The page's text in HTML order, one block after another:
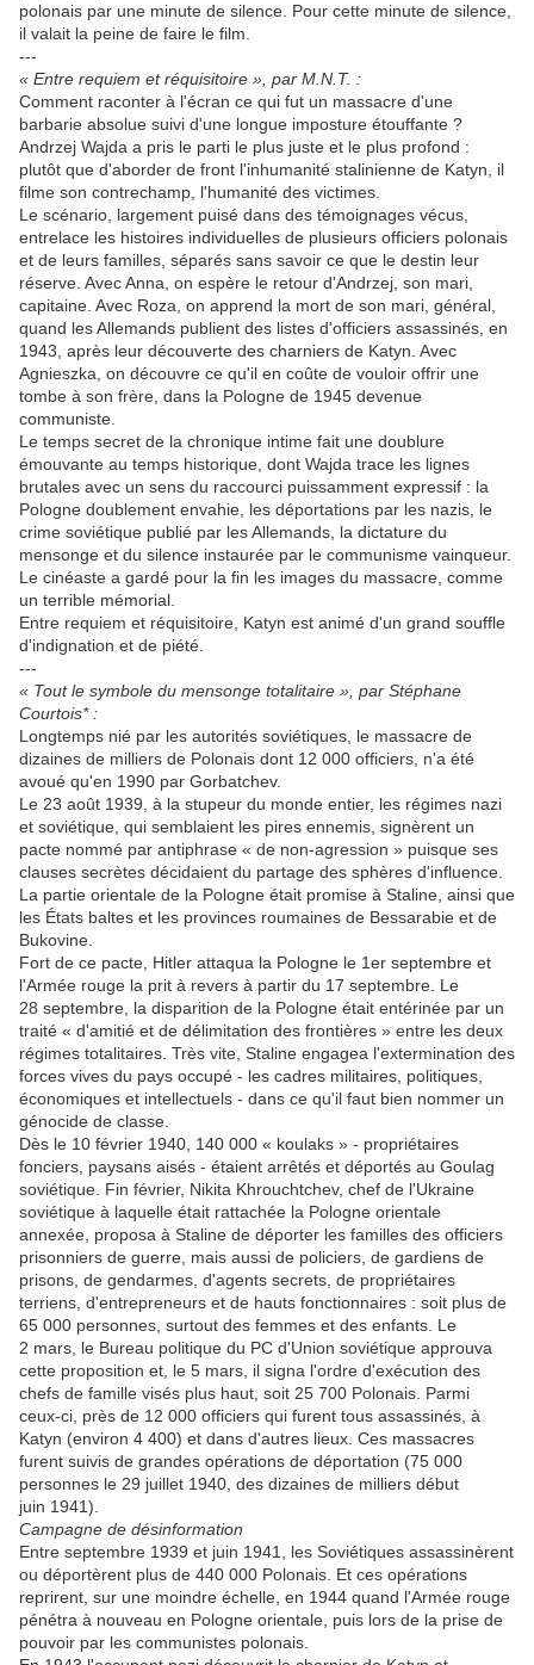
polonais par une minute de silence. Pour cette minute de silence,
il valait la peine de faire le film.
---
« Entre requiem et réquisitoire », par M.N.T. :
Comment raconter à l'écran ce qui fut un massacre d'une
barbarie absolue suivi d'une longue imposture étouffante ?
Andrzej Wajda a pris le parti le plus juste et le plus profond :
plutôt que d'aborder de front l'inhumanité stalinienne de Katyn, il
filme son contrechamp, l'humanité des victimes.
Le scénario, largement puisé dans des témoignages vécus,
entrelace les histoires individuelles de plusieurs officiers polonais
et de leurs familles, séparés sans savoir ce que le destin leur
réserve. Avec Anna, on espère le retour d'Andrzej, son mari,
capitaine. Avec Roza, on apprend la mort de son mari, général,
quand les Allemands publient des listes d'officiers assassinés, en
1943, après leur découverte des charniers de Katyn. Avec
Agnieszka, on découvre ce qu'il en coûte de vouloir offrir une
tombe à son frère, dans la Pologne de 1945 devenue
communiste.
Le temps secret de la chronique intime fait une doublure
émouvante au temps historique, dont Wajda trace les lignes
brutales avec un sens du raccourci puissamment expressif : la
Pologne doublement envahie, les déportations par les nazis, le
crime soviétique publié par les Allemands, la dictature du
mensonge et du silence instaurée par le communisme vainqueur.
Le cinéaste a gardé pour la fin les images du massacre, comme
un terrible mémorial.
Entre requiem et réquisitoire, Katyn est animé d'un grand souffle
d'indignation et de piété.
---
« Tout le symbole du mensonge totalitaire », par Stéphane
Courtois* :
Longtemps nié par les autorités soviétiques, le massacre de
dizaines de milliers de Polonais dont 12 000 officiers, n'a été
avoué qu'en 1990 par Gorbatchev.
Le 23 août 1939, à la stupeur du monde entier, les régimes nazi
et soviétique, qui semblaient les pires ennemis, signèrent un
pacte nommé par antiphrase « de non-agression » puisque ses
clauses secrètes décidaient du partage des sphères d'influence.
La partie orientale de la Pologne était promise à Staline, ainsi que
les États baltes et les provinces roumaines de Bessarabie et de
Bukovine.
Fort de ce pacte, Hitler attaqua la Pologne le 1er septembre et
l'Armée rouge la prit à revers à partir du 17 septembre. Le
28 septembre, la disparition de la Pologne était entérinée par un
traité « d'amitié et de délimitation des frontières » entre les deux
régimes totalitaires. Très vite, Staline engagea l'extermination des
forces vives du pays occupé - les cadres militaires, politiques,
économiques et intellectuels - dans ce qu'il faut bien nommer un
génocide de classe.
Dès le 10 février 1940, 140 000 « koulaks » - propriétaires
fonciers, paysans aisés - étaient arrêtés et déportés au Goulag
soviétique. Fin février, Nikita Khrouchtchev, chef de l'Ukraine
soviétique à laquelle était rattachée la Pologne orientale
annexée, proposa à Staline de déporter les familles des officiers
prisonniers de guerre, mais aussi de policiers, de gardiens de
prisons, de gendarmes, d'agents secrets, de propriétaires
terriens, d'entrepreneurs et de hauts fonctionnaires : soit plus de
65 000 personnes, surtout des femmes et des enfants. Le
2 mars, le Bureau politique du PC d'Union soviétique approuva
cette proposition et, le 5 mars, il signa l'ordre d'exécution des
chefs de famille visés plus haut, soit 25 700 Polonais. Parmi
ceux-ci, près de 12 000 officiers qui furent tous assassinés, à
Katyn (environ 4 400) et dans d'autres lieux. Ces massacres
furent suivis de grandes opérations de déportation (75 000
personnes le 29 juillet 1940, des dizaines de milliers début
juin 1941).
Campagne de désinformation
Entre septembre 1939 et juin 1941, les Soviétiques assassinèrent
ou déportèrent plus de 440 000 Polonais. Et ces opérations
reprirent, sur une moindre échelle, en 1944 quand l'Armée rouge
pénétra à nouveau en Pologne orientale, puis lors de la prise de
pouvoir par les communistes polonais.